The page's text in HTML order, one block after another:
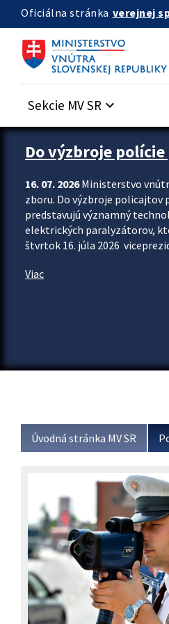
Preskocit na hlavný obsah
Oficiálna stránka verejnej
Sekcie MV SR keyboard_arrow_down
Zastavit automatický posun upútavok
Do výzbroje
16. 07. 2026Ministerstvo
zboru. Do výzbroje policajtov
predstavujú významný
elektrických paralyzátorov,
štvrtok 16. júla 2026
Viac
Úvodná stránka MV SR